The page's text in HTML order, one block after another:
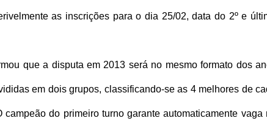
as inscrições para o dia 25/02, data do 2º e
que a disputa em 2013 será no mesmo formato dos
em dois grupos, classificando-se as 4 melhores de
do primeiro turno garante automaticamente vaga